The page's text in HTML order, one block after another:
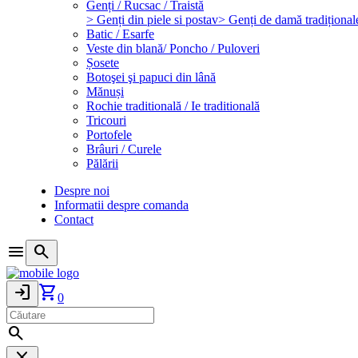
Genți / Rucsac / Traistă
> Genți din piele si postav> Genți de damă
Batic / Esarfe
Veste din blană/ Poncho / Puloveri
Șosete
Botoşei şi papuci din lână
Mănuși
Rochie traditională / Ie traditională
Tricouri
Portofele
Brâuri / Curele
Pălării
Despre noi
Informatii despre comanda
Contact
menu search
login shopping_cart0
search